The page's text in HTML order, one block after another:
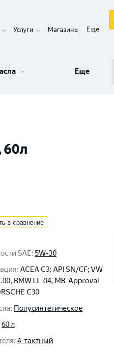
Услуги Магазины Еще
Еще
60л
в сравнение
SAE: 5W-30
: ACEA C3; API SN/CF; VW
BMW LL-04, MB-Approval
C30
: Полусинтетическое
60 л
: 4-тактный